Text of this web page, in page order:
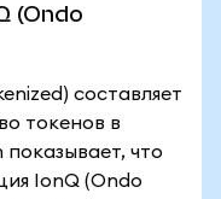
(Ondo
составляет
токенов в
что
IonQ (Ondo